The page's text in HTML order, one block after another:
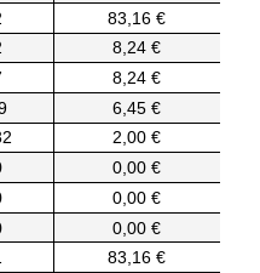
83,16 €
8,24 €
8,24 €
6,45 €
2,00 €
0,00 €
0,00 €
0,00 €
83,16 €